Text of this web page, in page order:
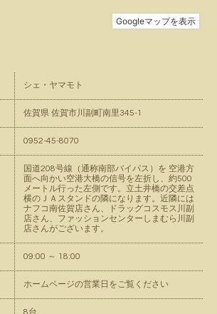
シェ・ヤマモト
佐賀県 佐賀市川副町南里345-1
0952-45-8070
国道208号線（通称南部バイパス）を 空港方
面へ向かい空港大橋の信号を左折し、約500
メートル行った左側です。立土井橋の交差点
横のＪＡスタンドの隣になります。近隣には
ナフコ南佐賀店さん、ドラッグコスモス川副
店さん、ファッションセンターしまむら川副
店さんがございます。
09:00 ～ 18:00
ホームページの営業日をご覧ください